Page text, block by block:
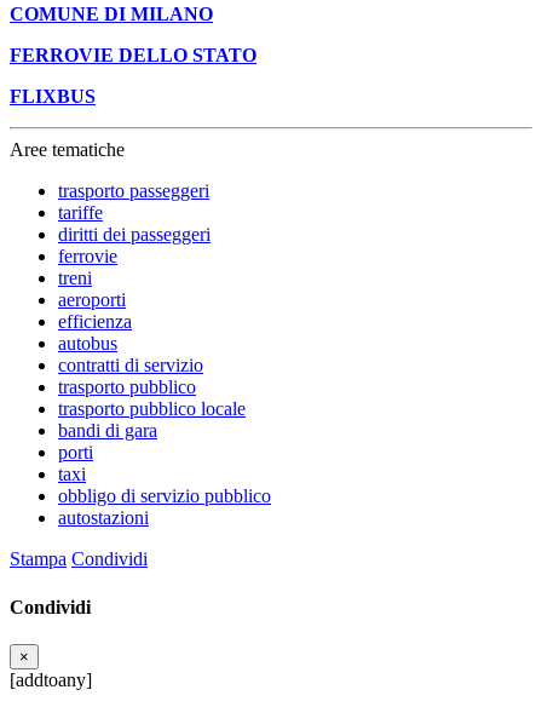
COMUNE DI MILANO
FERROVIE DELLO STATO
FLIXBUS
Aree tematiche
trasporto passeggeri
tariffe
diritti dei passeggeri
ferrovie
treni
aeroporti
efficienza
autobus
contratti di servizio
trasporto pubblico
trasporto pubblico locale
bandi di gara
porti
taxi
obbligo di servizio pubblico
autostazioni
Stampa Condividi
Condividi
×
[addtoany]